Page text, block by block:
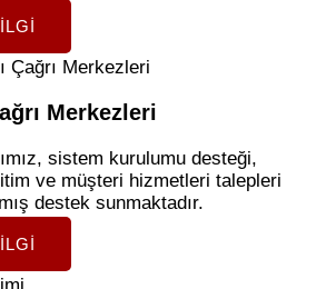
Merkezleri
sistem kurulumu desteği,
ve müşteri hizmetleri talepleri
destek sunmaktadır.